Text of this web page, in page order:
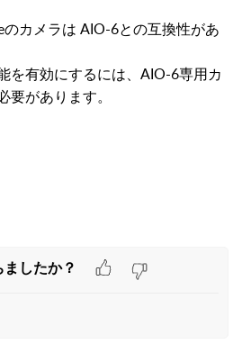
カメラは AIO-6との互換性があ
を有効にするには、AIO-6専用カ
があります。
したか？